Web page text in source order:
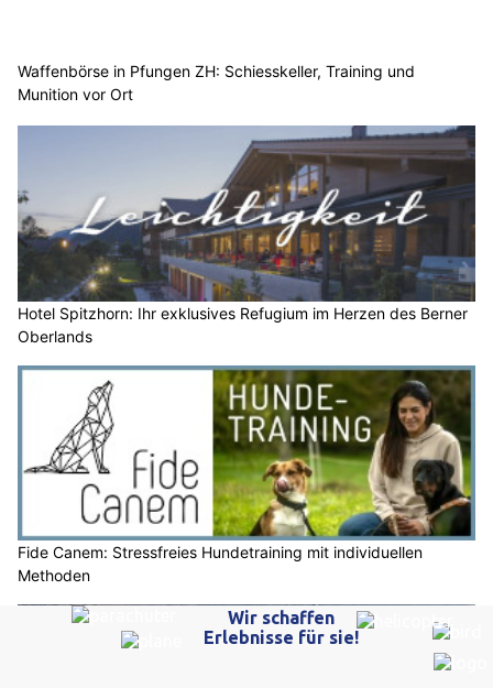
Waffenbörse in Pfungen ZH: Schiesskeller, Training und
Munition vor Ort
Hotel Spitzhorn: Ihr exklusives Refugium im Herzen des Berner
Oberlands
Fide Canem: Stressfreies Hundetraining mit individuellen
Methoden